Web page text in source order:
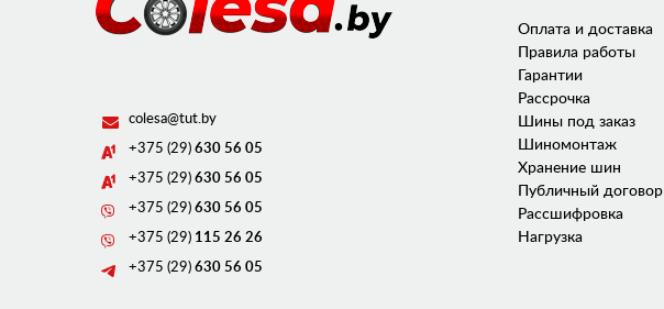
colesa@tut.by
+375 (29) 630 56 05
+375 (29) 630 56 05
+375 (29) 630 56 05
+375 (29) 115 26 26
+375 (29) 630 56 05
Оплата и доставка
Правила работы
Гарантии
Рассрочка
Шины под заказ
Шиномонтаж
Хранение шин
Публичный договор
Рассшифровка
Нагрузка